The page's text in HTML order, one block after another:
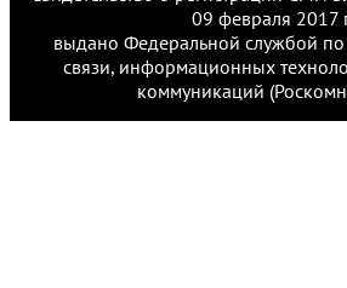
09 февраля 2017
выдано Федеральной службой
связи, информационных
коммуникаций